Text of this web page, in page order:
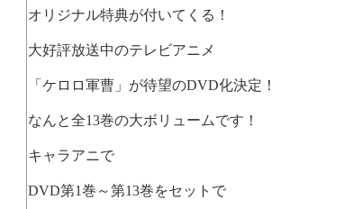
オリジナル特典が付いてくる！
大好評放送中のテレビアニメ
「ケロロ軍曹」が待望のDVD化決定！
なんと全13巻の大ボリュームです！
キャラアニで
DVD第1巻～第13巻をセットで